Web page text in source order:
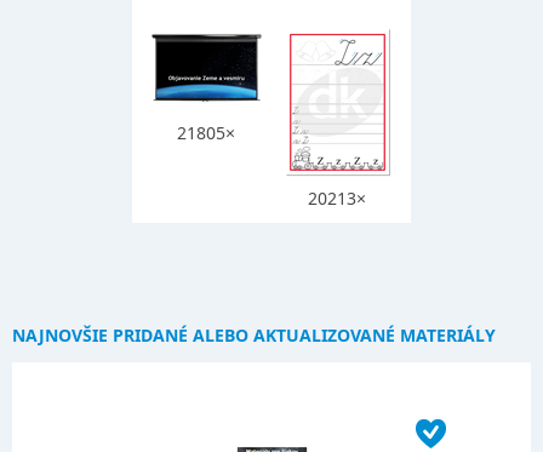
21805×
20213×
NAJNOVŠIE PRIDANÉ ALEBO AKTUALIZOVANÉ MATERIÁLY